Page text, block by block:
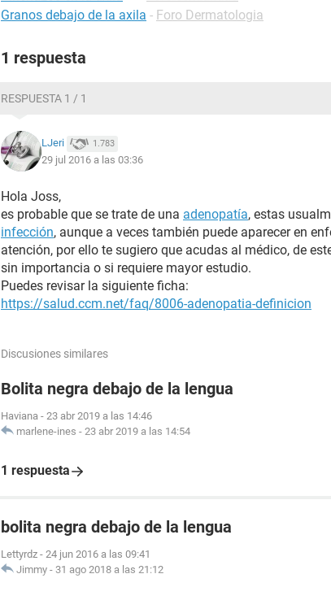
Granos debajo de la axila - Foro Dermatologia
1 respuesta
RESPUESTA 1 / 1
LJeri 1.783
29 jul 2016 a las 03:36
Hola Joss,
es probable que se trate de una adenopatía, estas
infección, aunque a veces también puede aparecer en
atención, por ello te sugiero que acudas al médico, de
sin importancia o si requiere mayor estudio.
Puedes revisar la siguiente ficha:
https://salud.ccm.net/faq/8006-adenopatia-definicion
Discusiones similares
Bolita negra debajo de la lengua
Haviana - 23 abr 2019 a las 14:46
marlene-ines - 23 abr 2019 a las 14:54
1 respuesta
bolita negra debajo de la lengua
Lettyrdz - 24 jun 2016 a las 09:41
Jimmy - 31 ago 2018 a las 21:12